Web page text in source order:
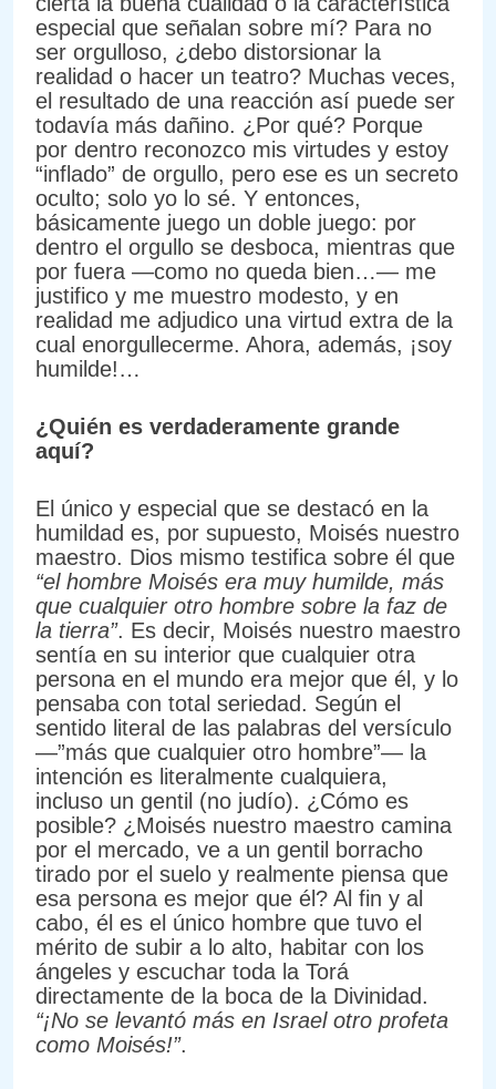
especial que señalan sobre mí? Para no
ser orgulloso, ¿debo distorsionar la
realidad o hacer un teatro? Muchas veces,
el resultado de una reacción así puede ser
todavía más dañino. ¿Por qué? Porque
por dentro reconozco mis virtudes y estoy
“inflado” de orgullo, pero ese es un secreto
oculto; solo yo lo sé. Y entonces,
básicamente juego un doble juego: por
dentro el orgullo se desboca, mientras que
por fuera —como no queda bien…— me
justifico y me muestro modesto, y en
realidad me adjudico una virtud extra de la
cual enorgullecerme. Ahora, además, ¡soy
humilde!…
¿Quién es verdaderamente grande
aquí?
El único y especial que se destacó en la
humildad es, por supuesto, Moisés nuestro
maestro. Dios mismo testifica sobre él que
“el hombre Moisés era muy humilde, más
que cualquier otro hombre sobre la faz de
la tierra”. Es decir, Moisés nuestro maestro
sentía en su interior que cualquier otra
persona en el mundo era mejor que él, y lo
pensaba con total seriedad. Según el
sentido literal de las palabras del versículo
—”más que cualquier otro hombre”— la
intención es literalmente cualquiera,
incluso un gentil (no judío). ¿Cómo es
posible? ¿Moisés nuestro maestro camina
por el mercado, ve a un gentil borracho
tirado por el suelo y realmente piensa que
esa persona es mejor que él? Al fin y al
cabo, él es el único hombre que tuvo el
mérito de subir a lo alto, habitar con los
ángeles y escuchar toda la Torá
directamente de la boca de la Divinidad.
“¡No se levantó más en Israel otro profeta
como Moisés!”.